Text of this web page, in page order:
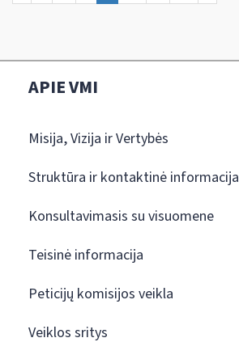
APIE VMI
Misija, Vizija ir Vertybės
Struktūra ir kontaktinė informacija
Konsultavimasis su visuomene
Teisinė informacija
Peticijų komisijos veikla
Veiklos sritys